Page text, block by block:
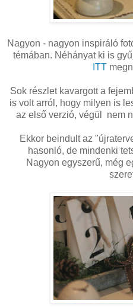
Nagyon - nagyon inspiráló
témában. Néhányat ki is
ITT
Sok részlet kavargott a
is volt arról, hogy milyen is
az első verzió, végül nem
Ekkor beindult az
hasonló, de mindenki
Nagyon egyszerű, még